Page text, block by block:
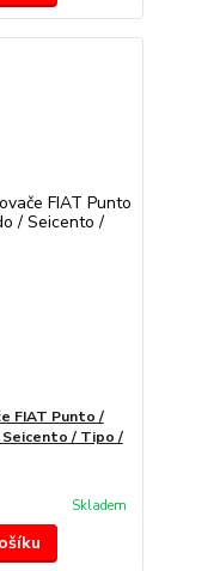
FIAT Punto /
Seicento / Tipo /
Skladem